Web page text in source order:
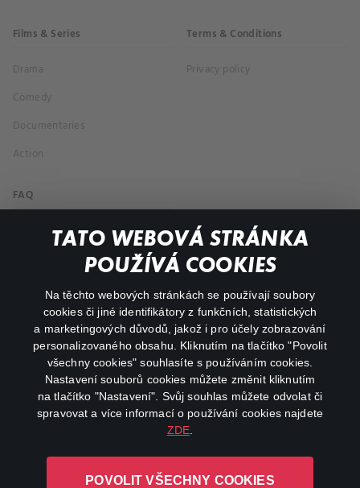
TATO WEBOVÁ STRÁNKA
POUŽÍVÁ COOKIES
Na těchto webových stránkách se používají soubory
cookies či jiné identifikátory z funkčních, statistických
a marketingových důvodů, jakož i pro účely zobrazování
personalizovaného obsahu. Kliknutím na tlačítko "Povolit
všechny cookies" souhlasíte s používáním cookies.
Nastavení souborů cookies můžete změnit kliknutím
na tlačítko "Nastavení". Svůj souhlas můžete odvolat či
spravovat a více informací o používání cookies najdete
ZDE
POVOLIT VŠECHNY COOKIES
Films & Series
Drama
Comedy
Documentaries
Action
Terms & Conditions
Privacy policy
FAQ
My profile
facebookinstagram
youtube
L-1246 Luxembourg R.C.S.